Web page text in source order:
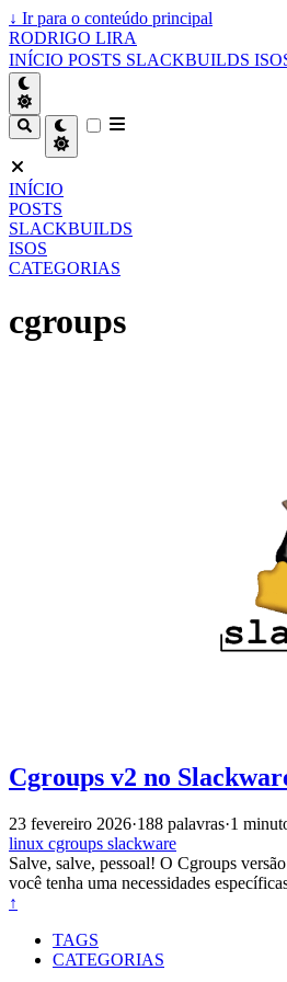
↓ Ir para o conteúdo principal
RODRIGO LIRA
INÍCIO POSTS SLACKBUILDS
INÍCIO
POSTS
SLACKBUILDS
ISOS
CATEGORIAS
cgroups
Cgroups v2 no
23 fevereiro 2026·188 palavras·1
linux cgroups slackware
Salve, salve, pessoal! O Cgroups
você tenha uma necessidades
↑
TAGS
CATEGORIAS